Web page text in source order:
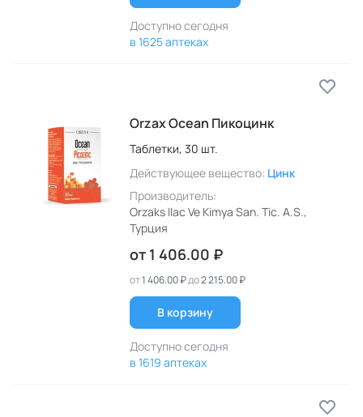
Доступно сегодня
в 1625 аптеках
Orzax Ocean Пикоцинк
Таблетки, 30 шт.
Действующее вещество: Цинк
Производитель:
Orzaks Ilac Ve Kimya San. Tic. A.S.,
Турция
от 1 406.00 ₽
от1 406.00 ₽до2 215.00 ₽
В корзину
Доступно сегодня
в 1619 аптеках